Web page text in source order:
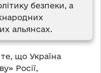
безпеки, а
альянсах.
що Україна
Росії,